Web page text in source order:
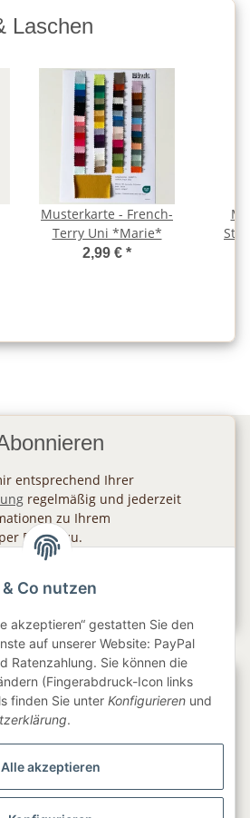
Laschen
Musterkarte - French-
Terry Uni *Marie*
2,99 € *
entsprechend Ihrer
regelmäßig und jederzeit
zu Ihrem
E-Mail zu.
Co nutzen
akzeptieren“ gestatten Sie den
auf unserer Website: PayPal
Ratenzahlung. Sie können die
(Fingerabdruck-Icon links
finden Sie unter Konfigurieren und
.
Alle akzeptieren